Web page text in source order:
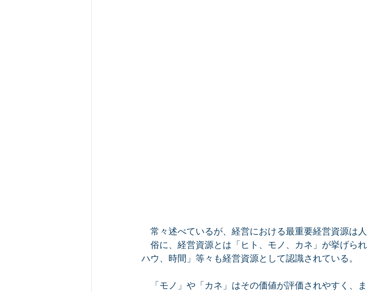
常々述べているが、経営における最重要経営資源は人
俗に、経営資源とは「ヒト、モノ、カネ」が挙げら
ハウ、時間」等々も経営資源として認識されている。
「モノ」や「カネ」はその価値が評価されやすく、